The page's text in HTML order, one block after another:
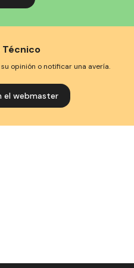
opinión o notificar una avería.
el webmaster